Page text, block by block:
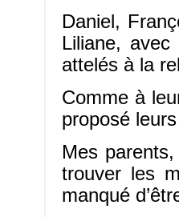
Daniel,
Liliane,
attelés à la
Comme à
proposé
Mes
trouver les
manqué